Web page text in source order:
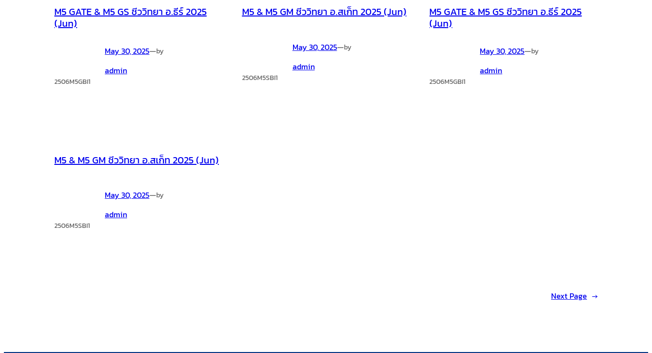
M5 GATE & M5 GS ชีววิทยา อ.ธีร์ 2025
(Jun)
May 30, 2025—by
admin
2506M5GBI1
M5 & M5 GM ชีววิทยา อ.สเก็ท 2025 (Jun)
May 30, 2025—by
admin
2506M5SBI1
M5 GATE & M5 GS ชีววิทยา อ.ธีร์ 2025
(Jun)
May 30, 2025—by
admin
2506M5GBI1
M5 & M5 GM ชีววิทยา อ.สเก็ท 2025 (Jun)
May 30, 2025—by
admin
2506M5SBI1
Next Page →